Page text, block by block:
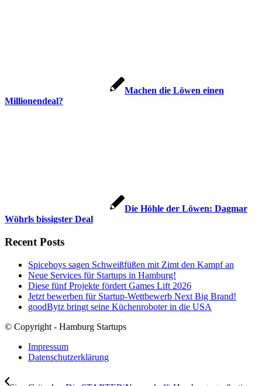
Machen die Löwen einen
Millionendeal?
Die Höhle der Löwen: Dagmar
Wöhrls bissigster Deal
Recent Posts
Spiceboys sagen Schweißfüßen mit Zimt den Kampf an
Neue Services für Startups in Hamburg!
Diese fünf Projekte fördert Games Lift 2026
Jetzt bewerben für Startup-Wettbewerb Next Big Brand!
goodBytz bringt seine Küchenroboter in die USA
© Copyright - Hamburg Startups
Impressum
Datenschutzerklärung